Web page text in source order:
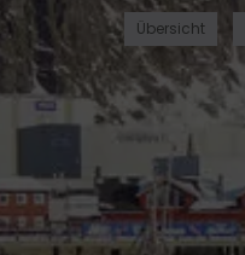
Übersicht